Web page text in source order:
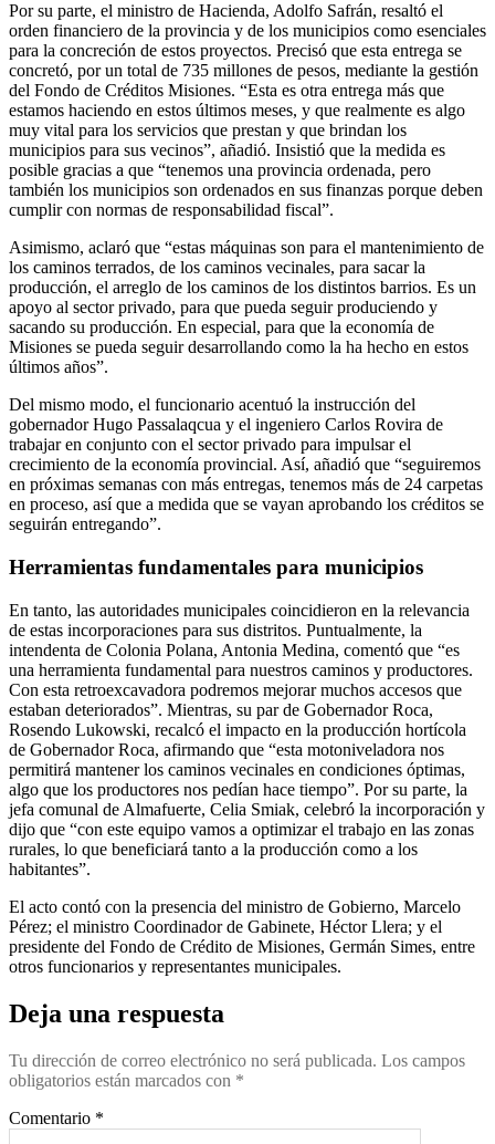
Por su parte, el ministro de Hacienda, Adolfo Safrán, resaltó el
orden financiero de la provincia y de los municipios como esenciales
para la concreción de estos proyectos. Precisó que esta entrega se
concretó, por un total de 735 millones de pesos, mediante la gestión
del Fondo de Créditos Misiones. “Esta es otra entrega más que
estamos haciendo en estos últimos meses, y que realmente es algo
muy vital para los servicios que prestan y que brindan los
municipios para sus vecinos”, añadió. Insistió que la medida es
posible gracias a que “tenemos una provincia ordenada, pero
también los municipios son ordenados en sus finanzas porque deben
cumplir con normas de responsabilidad fiscal”.
Asimismo, aclaró que “estas máquinas son para el mantenimiento de
los caminos terrados, de los caminos vecinales, para sacar la
producción, el arreglo de los caminos de los distintos barrios. Es un
apoyo al sector privado, para que pueda seguir produciendo y
sacando su producción. En especial, para que la economía de
Misiones se pueda seguir desarrollando como la ha hecho en estos
últimos años”.
Del mismo modo, el funcionario acentuó la instrucción del
gobernador Hugo Passalaqcua y el ingeniero Carlos Rovira de
trabajar en conjunto con el sector privado para impulsar el
crecimiento de la economía provincial. Así, añadió que “seguiremos
en próximas semanas con más entregas, tenemos más de 24 carpetas
en proceso, así que a medida que se vayan aprobando los créditos se
seguirán entregando”.
Herramientas fundamentales para municipios
En tanto, las autoridades municipales coincidieron en la relevancia
de estas incorporaciones para sus distritos. Puntualmente, la
intendenta de Colonia Polana, Antonia Medina, comentó que “es
una herramienta fundamental para nuestros caminos y productores.
Con esta retroexcavadora podremos mejorar muchos accesos que
estaban deteriorados”. Mientras, su par de Gobernador Roca,
Rosendo Lukowski, recalcó el impacto en la producción hortícola
de Gobernador Roca, afirmando que “esta motoniveladora nos
permitirá mantener los caminos vecinales en condiciones óptimas,
algo que los productores nos pedían hace tiempo”. Por su parte, la
jefa comunal de Almafuerte, Celia Smiak, celebró la incorporación y
dijo que “con este equipo vamos a optimizar el trabajo en las zonas
rurales, lo que beneficiará tanto a la producción como a los
habitantes”.
El acto contó con la presencia del ministro de Gobierno, Marcelo
Pérez; el ministro Coordinador de Gabinete, Héctor Llera; y el
presidente del Fondo de Crédito de Misiones, Germán Simes, entre
otros funcionarios y representantes municipales.
Deja una respuesta
Tu dirección de correo electrónico no será publicada. Los campos
obligatorios están marcados con *
Comentario *